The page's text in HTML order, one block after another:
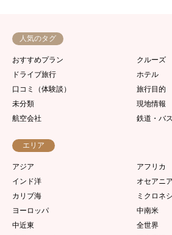
人気のタグ
おすすめプラン
クルーズ
ドライブ旅行
ホテル
口コミ（体験談）
旅行目的
未分類
現地情報
航空会社
鉄道・バ
エリア
アジア
アフリカ
インド洋
オセアニア
カリブ海
ミクロネ
ヨーロッパ
中南米
中近東
全世界